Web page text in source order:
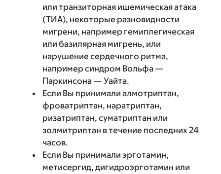
или транзиторная ишемическая атака
(ТИА), некоторые разновидности
мигрени, например гемиплегическая
или базилярная мигрень, или
нарушение сердечного ритма,
например синдром Вольфа —
Паркинсона — Уайта.
Если Вы принимали алмотриптан,
фроватриптан, наратриптан,
ризатриптан, суматриптан или
золмитриптан в течение последних 24
часов.
Если Вы принимали эрготамин,
метисергид, дигидроэрготамин или